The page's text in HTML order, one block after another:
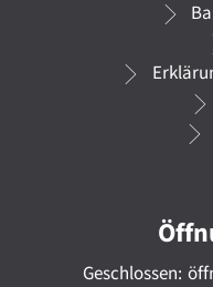
Klicken, um
Geschlossen: